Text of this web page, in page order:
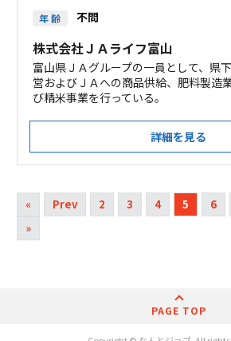
年 齢 不問
株式会社ＪＡライフ富山
富山県ＪＡグループの一員として、県
営およびＪＡへの商品供給、肥料製造
び精米事業を行っている。
詳細を見る
« Prev 2 3 4 5 6
»
PAGE TOP